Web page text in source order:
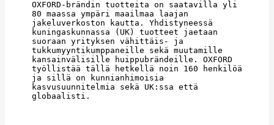
OXFORD-brändin tuotteita on saatavilla yli
80 maassa ympäri maailmaa laajan
jakeluverkoston kautta. Yhdistyneessä
kuningaskunnassa (UK) tuotteet jaetaan
suoraan yrityksen vähittäis- ja
tukkumyyntikumppaneille sekä muutamille
kansainvälisille huippubrändeille. OXFORD
työllistää tällä hetkellä noin 160 henkilöä
ja sillä on kunnianhimoisia
kasvusuunnitelmia sekä UK:ssa että
globaalisti.